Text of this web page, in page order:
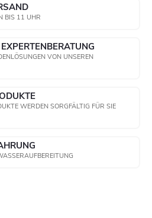
BIS 11 UHR
VON UNSEREN
WERDEN SORGFÄLTIG FÜR SIE